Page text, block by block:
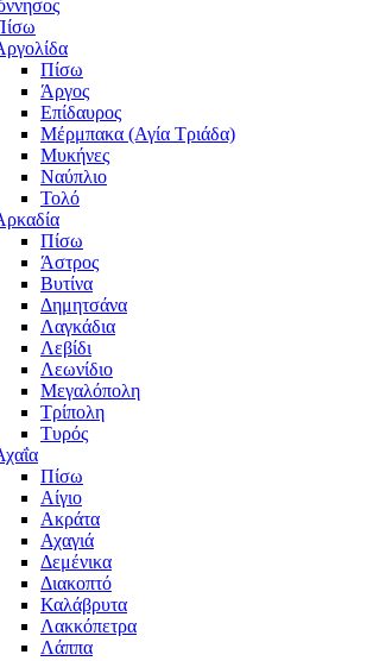
Πίσω
Άργος
Επίδαυρος
Μέρμπακα (Αγία Τριάδα)
Μυκήνες
Ναύπλιο
Τολό
Πίσω
Άστρος
Βυτίνα
Δημητσάνα
Λαγκάδια
Λεβίδι
Λεωνίδιο
Μεγαλόπολη
Τρίπολη
Τυρός
Πίσω
Αίγιο
Ακράτα
Αχαγιά
Δεμένικα
Διακοπτό
Καλάβρυτα
Λακκόπετρα
Λάππα